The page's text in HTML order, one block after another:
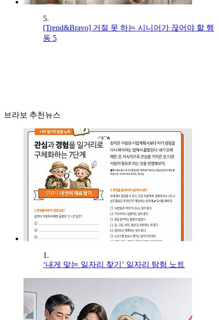
5.
[Trend&Bravo] 거절 못 하는 시니어가 끊어야 할 행
동 5
브라보 추천뉴스
1.
‘내게 맞는 일자리 찾기’ 일자리 탐험 노트